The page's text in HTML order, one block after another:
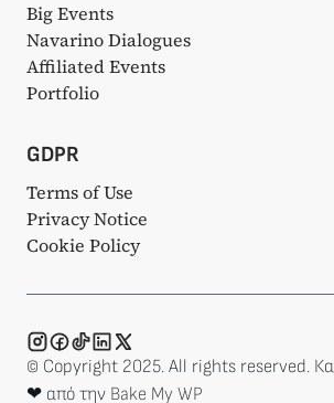
Big Events
Navarino Dialogues
Affiliated Events
Portfolio
GDPR
Terms of Use
Privacy Notice
Cookie Policy
© Copyright 2025. All rights reserved.
❤ από την Bake My WP